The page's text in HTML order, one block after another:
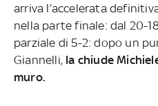
arriva l’accelerata
nella parte finale: dal 20-
parziale di 5-2: dopo un
Giannelli, la chiude
muro.